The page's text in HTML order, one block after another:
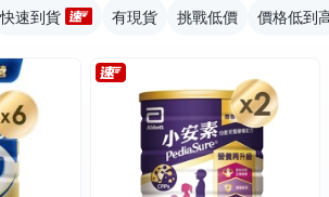
快速到貨 有現貨 挑戰低價 價格低到